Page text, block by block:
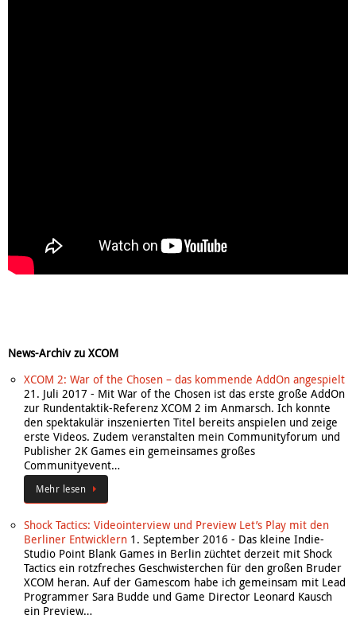
News-Archiv zu XCOM
XCOM 2: War of the Chosen – das kommende AddOn angespielt
21. Juli 2017 - Mit War of the Chosen ist das erste große AddOn
zur Rundentaktik-Referenz XCOM 2 im Anmarsch. Ich konnte
den spektakulär inszenierten Titel bereits anspielen und zeige
erste Videos. Zudem veranstalten mein Communityforum und
Publisher 2K Games ein gemeinsames großes
Communityevent…
Mehr lesen
Shock Tactics: Videointerview und Preview Let’s Play mit den
Berliner Entwicklern 1. September 2016 - Das kleine Indie-
Studio Point Blank Games in Berlin züchtet derzeit mit Shock
Tactics ein rotzfreches Geschwisterchen für den großen Bruder
XCOM heran. Auf der Gamescom habe ich gemeinsam mit Lead
Programmer Sara Budde und Game Director Leonard Kausch
ein Preview…